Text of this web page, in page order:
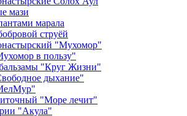
мази
марала
струёй
"Мухомор"
в пользу"
"Круг Жизни"
дыхание"
"Море лечит"
"Акула"